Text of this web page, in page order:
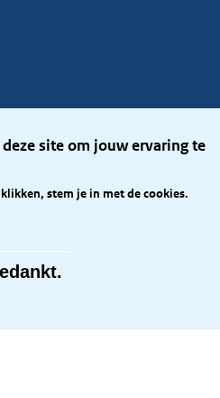
site om jouw ervaring te
stem je in met de cookies.